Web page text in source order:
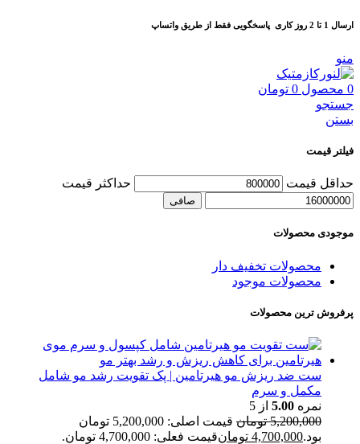
ارسال 1 تا 2 روز کاری پاسخگویی فقط از طریق واتساپ
منو
0 محصول 0 تومان
جستجو
بستن
فیلتر قیمت
حداقل قیمت حداكثر قيمت
صافی
موجودی محصولات
محصولات تخفیف دار
محصولات موجود
پرفروش ترین محصولات
ست ضد ریزش مو هیرتامین | پک تقویت رشد مو شامل
مکمل و سرم
نمره 5.00 از 5
5,200,000 تومان
قیمت اصلی: 5,200,000 تومان
بود.4,700,000 تومانقیمت فعلی: 4,700,000 تومان.